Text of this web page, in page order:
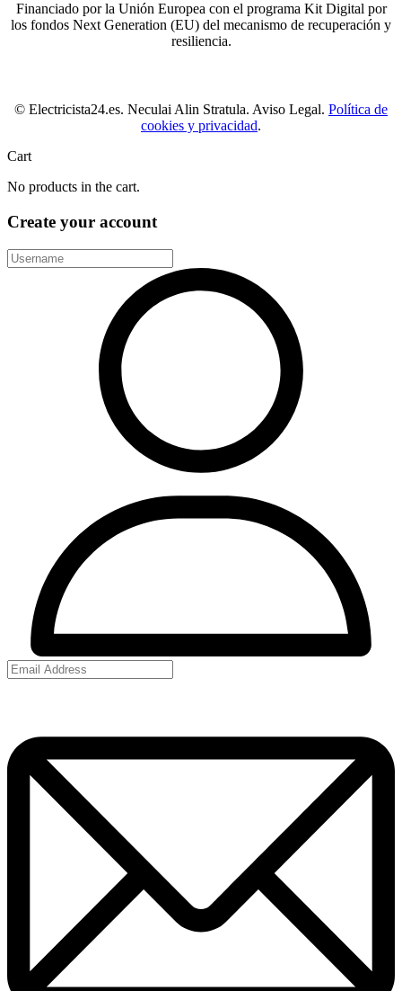
Financiado por la Unión Europea con el programa Kit Digital por
los fondos Next Generation (EU) del mecanismo de recuperación y
resiliencia.
© Electricista24.es. Neculai Alin Stratula. Aviso Legal. Política de
cookies y privacidad.
Cart
No products in the cart.
Create your account